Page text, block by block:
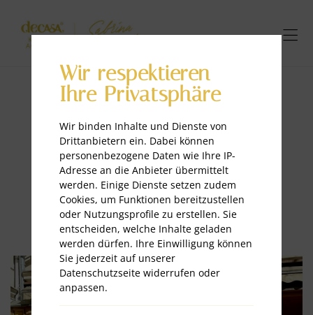
#schauvorbei Pop-Up
Schaufenster
Wir respektieren
Ihre Privatsphäre
Wir binden Inhalte und Dienste von
Drittanbietern ein. Dabei können
personenbezogene Daten wie Ihre IP-
Adresse an die Anbieter übermittelt
werden. Einige Dienste setzen zudem
Cookies, um Funktionen bereitzustellen
oder Nutzungsprofile zu erstellen. Sie
entscheiden, welche Inhalte geladen
werden dürfen. Ihre Einwilligung können
Sie jederzeit auf unserer
Datenschutzseite widerrufen oder
anpassen.